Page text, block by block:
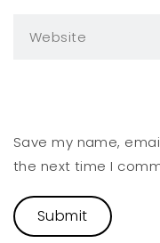
Save my name,
the next time I